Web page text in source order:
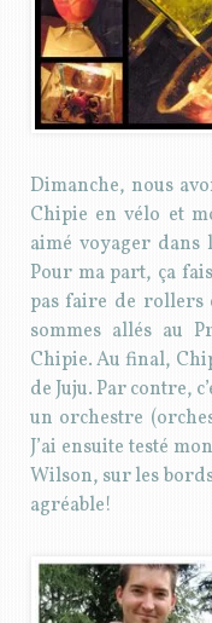
Dimanche, nous
Chipie en vélo et
aimé voyager dans
Pour ma part, ça
pas faire de rollers
sommes allés au
Chipie. Au final,
de Juju. Par contre,
un orchestre
J’ai ensuite testé
Wilson, sur les
agréable!